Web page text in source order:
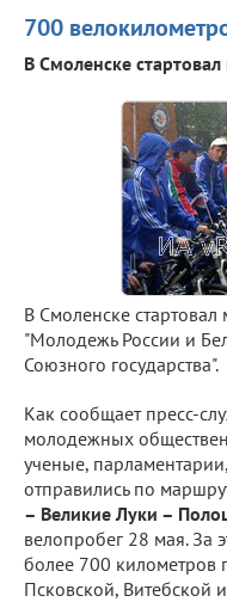
700
В Смоленске
В Смоленске
"Молодежь России и
Союзного государства".
Как сообщает пресс-
молодежных
ученые,
отправились по
– Великие Луки –
велопробег 28 мая. За
более 700 километров
Псковской, Витебской